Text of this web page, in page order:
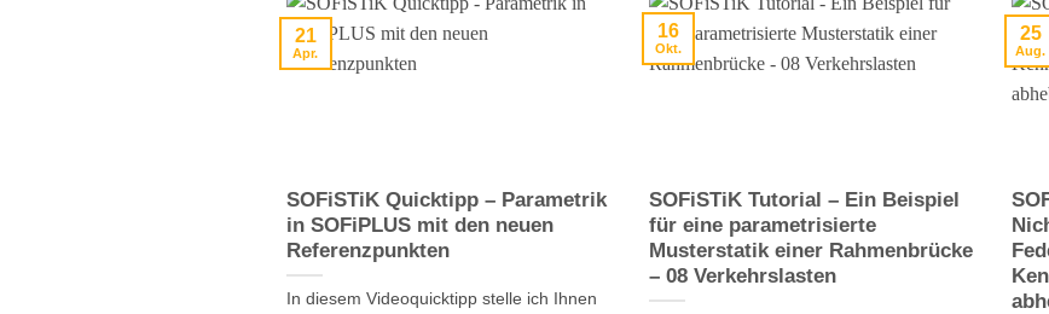
SOFiSTiK Quicktipp – Parametrik
in SOFiPLUS mit den neuen
Referenzpunkten
In diesem Videoquicktipp stelle ich Ihnen
21
Apr.
SOFiSTiK Tutorial – Ein Beispiel
für eine parametrisierte
Musterstatik einer Rahmenbrücke
– 08 Verkehrslasten
16
Okt.
25
Aug.